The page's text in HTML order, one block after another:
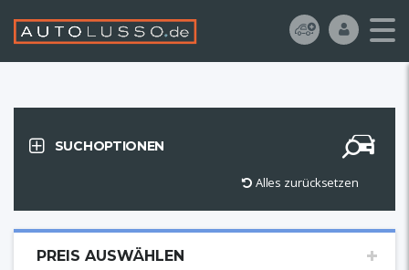
SUCHOPTIONEN
Alles zurücksetzen
PREIS AUSWÄHLEN